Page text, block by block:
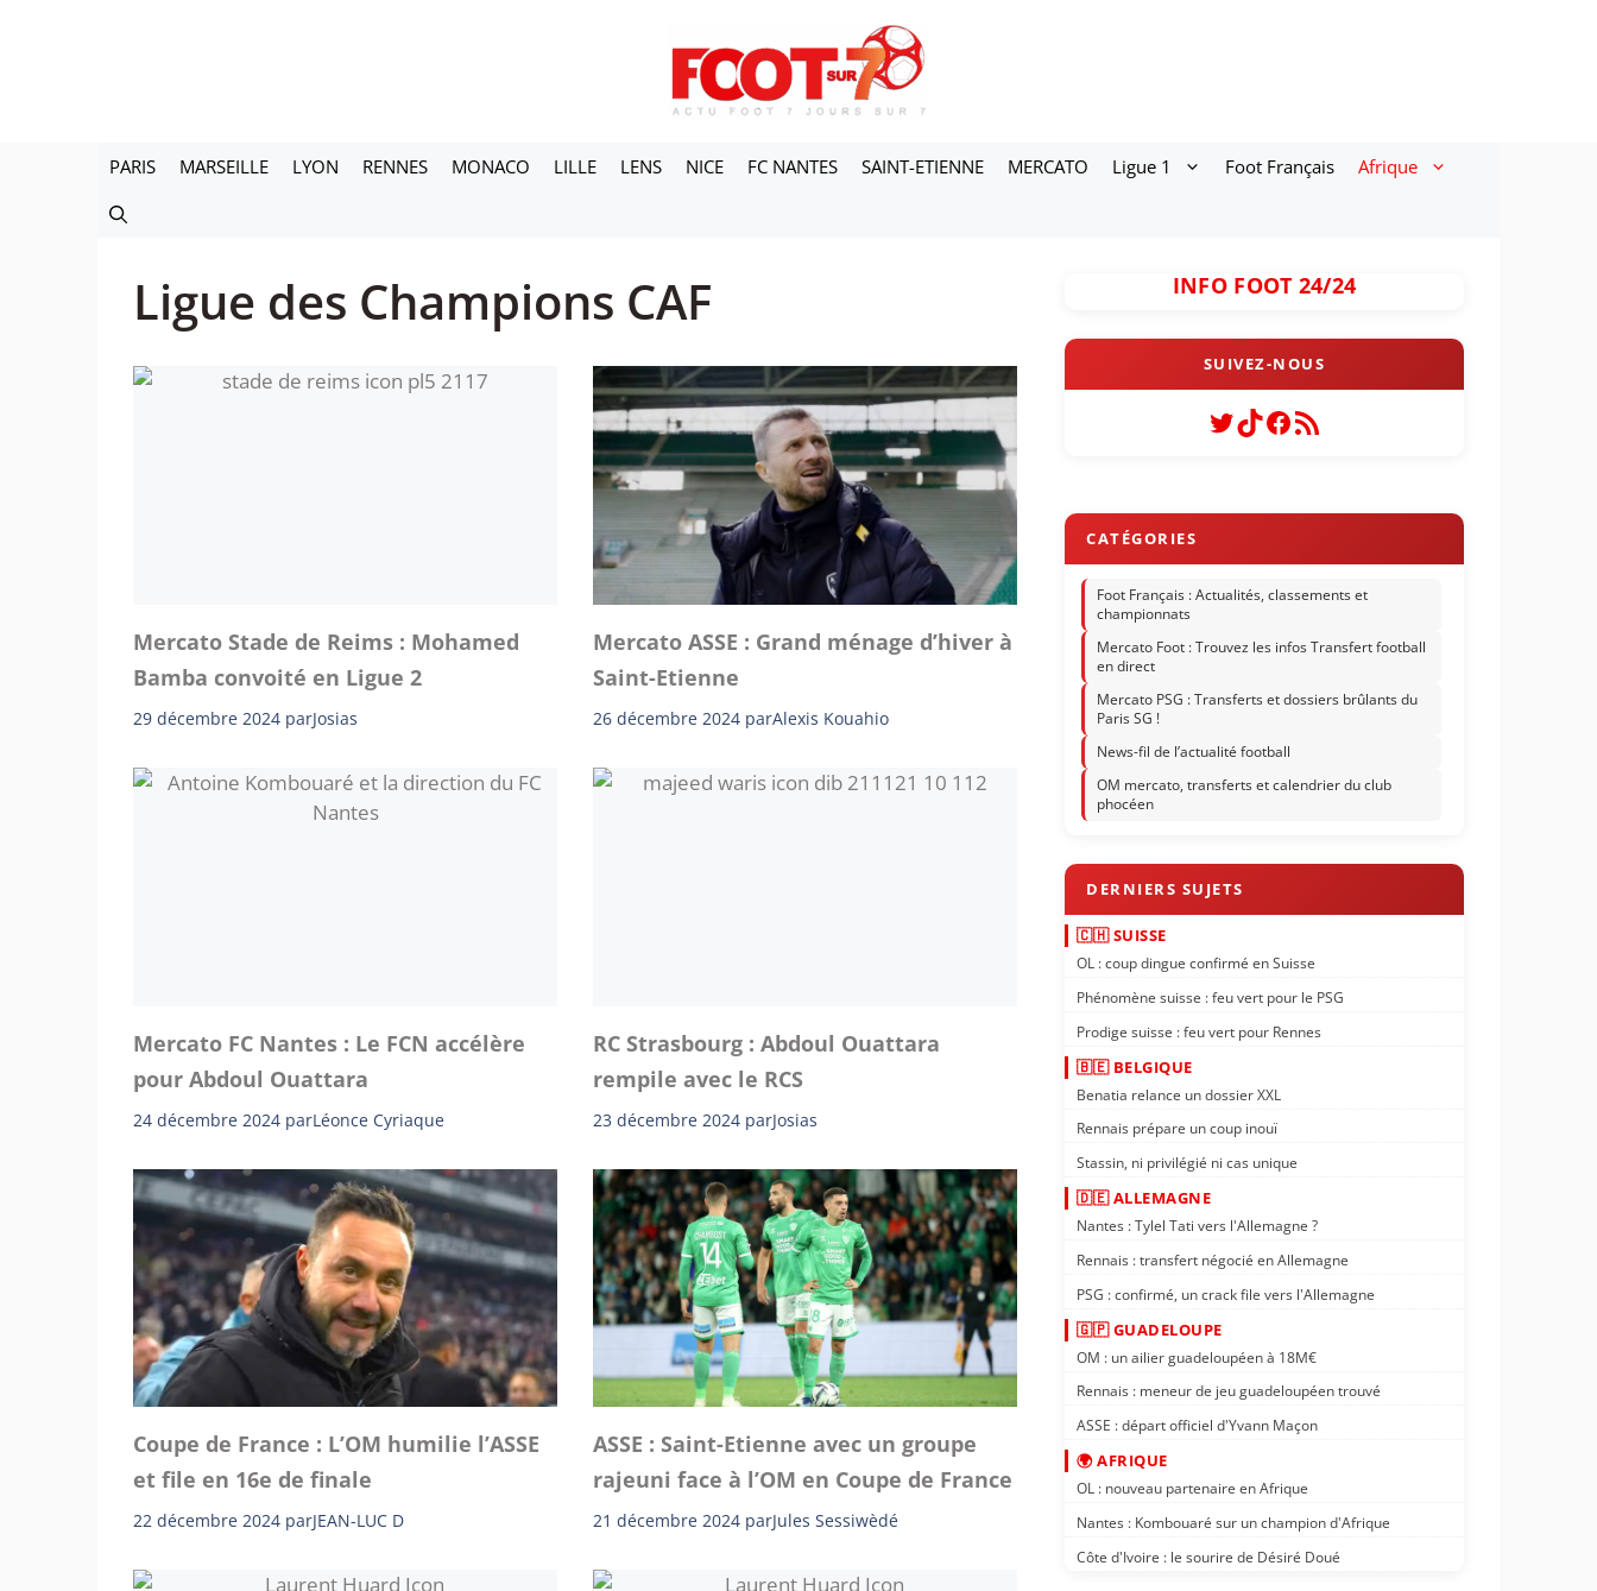
PARIS MARSEILLE LYON RENNES MONACO LILLE LENS NICE FC NANTES SAINT-ETIENNE MERCATO Ligue 1 Foot Français Afrique
Ligue des Champions CAF
Mercato Stade de Reims : Mohamed
Bamba convoité en Ligue 2
29 décembre 2024 parJosias
Mercato ASSE : Grand ménage d’hiver à
Saint-Etienne
26 décembre 2024 parAlexis Kouahio
Mercato FC Nantes : Le FCN accélère
pour Abdoul Ouattara
24 décembre 2024 parLéonce Cyriaque
RC Strasbourg : Abdoul Ouattara
rempile avec le RCS
23 décembre 2024 parJosias
Coupe de France : L’OM humilie l’ASSE
et file en 16e de finale
22 décembre 2024 parJEAN-LUC D
ASSE : Saint-Etienne avec un groupe
rajeuni face à l’OM en Coupe de France
21 décembre 2024 parJules Sessiwèdé
INFO FOOT 24/24
Twitter
TikTok
Facebook
Flux RSS
Foot Français : Actualités, classements et
championnats
Mercato Foot : Trouvez les infos Transfert football
en direct
Mercato PSG : Transferts et dossiers brûlants du
Paris SG !
News-fil de l’actualité football
OM mercato, transferts et calendrier du club
phocéen
🇨🇭 SUISSE
OL : coup dingue confirmé en Suisse
Phénomène suisse : feu vert pour le PSG
Prodige suisse : feu vert pour Rennes
🇧🇪 BELGIQUE
Benatia relance un dossier XXL
Rennais prépare un coup inouï
Stassin, ni privilégié ni cas unique
🇩🇪 ALLEMAGNE
Nantes : Tylel Tati vers l'Allemagne ?
Rennais : transfert négocié en Allemagne
PSG : confirmé, un crack file vers l'Allemagne
🇬🇵 GUADELOUPE
OM : un ailier guadeloupéen à 18M€
Rennais : meneur de jeu guadeloupéen trouvé
ASSE : départ officiel d'Yvann Maçon
🌍 AFRIQUE
OL : nouveau partenaire en Afrique
Nantes : Kombouaré sur un champion d'Afrique
Côte d'Ivoire : le sourire de Désiré Doué